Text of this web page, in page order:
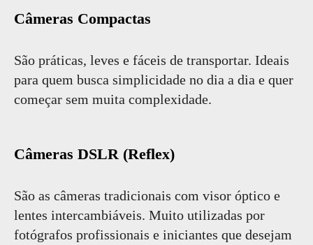
Câmeras Compactas
São práticas, leves e fáceis de transportar. Ideais
para quem busca simplicidade no dia a dia e quer
começar sem muita complexidade.
Câmeras DSLR (Reflex)
São as câmeras tradicionais com visor óptico e
lentes intercambiáveis. Muito utilizadas por
fotógrafos profissionais e iniciantes que desejam